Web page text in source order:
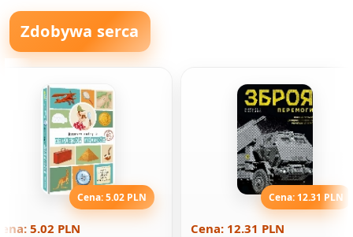
Zdobywa serca
Cena: 5.02 PLN
5.02 PLN
Cena: 12.31 PLN
Cena: 12.31 PLN